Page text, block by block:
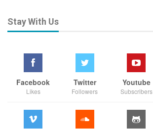
Stay With Us
Facebook
Likes
Twitter
Followers
Youtube
Subscribers